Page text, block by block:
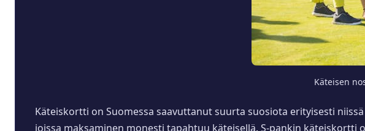
Käteisen
Käteiskortti on Suomessa saavuttanut suurta suosiota erityisesti
joissa maksaminen monesti tapahtuu käteisellä. S-pankin